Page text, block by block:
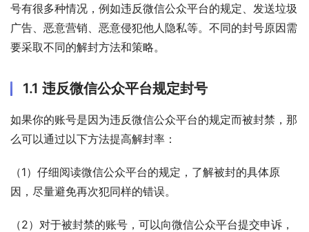
号有很多种情况，例如违反微信公众平台的规定、发送垃圾
广告、恶意营销、恶意侵犯他人隐私等。不同的封号原因需
要采取不同的解封方法和策略。
1.1 违反微信公众平台规定封号
如果你的账号是因为违反微信公众平台的规定而被封禁，那
么可以通过以下方法提高解封率：
（1）仔细阅读微信公众平台的规定，了解被封的具体原
因，尽量避免再次犯同样的错误。
（2）对于被封禁的账号，可以向微信公众平台提交申诉，